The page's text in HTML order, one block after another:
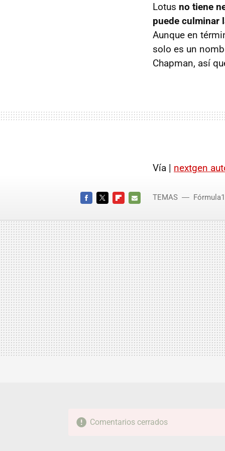
Lotus no tiene
puede culminar
Aunque en
solo es un
Chapman, así
Vía | nextgen
MAIL
TEMAS Fórmula1
Comentarios cerrados